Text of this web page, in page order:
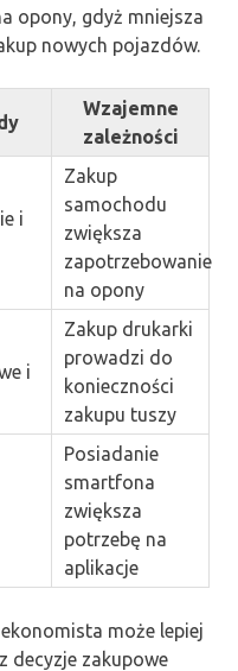
opony, gdyż mniejsza
nowych pojazdów.
Wzajemne
zależności
i
Zakup
samochodu
zwiększa
zapotrzebowanie
na opony
i
Zakup drukarki
prowadzi do
konieczności
zakupu tuszy
Posiadanie
smartfona
zwiększa
potrzebę na
aplikacje
może lepiej
decyzje zakupowe